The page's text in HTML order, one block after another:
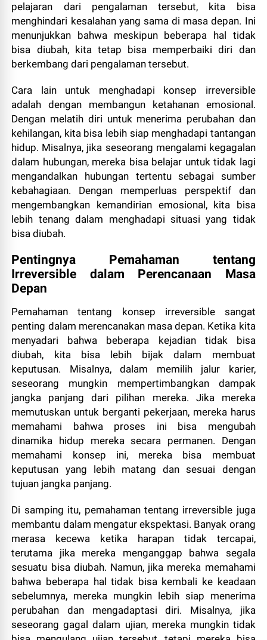
pelajaran dari pengalaman tersebut, kita bisa
menghindari kesalahan yang sama di masa depan. Ini
menunjukkan bahwa meskipun beberapa hal tidak
bisa diubah, kita tetap bisa memperbaiki diri dan
berkembang dari pengalaman tersebut.
Cara lain untuk menghadapi konsep irreversible
adalah dengan membangun ketahanan emosional.
Dengan melatih diri untuk menerima perubahan dan
kehilangan, kita bisa lebih siap menghadapi tantangan
hidup. Misalnya, jika seseorang mengalami kegagalan
dalam hubungan, mereka bisa belajar untuk tidak lagi
mengandalkan hubungan tertentu sebagai sumber
kebahagiaan. Dengan memperluas perspektif dan
mengembangkan kemandirian emosional, kita bisa
lebih tenang dalam menghadapi situasi yang tidak
bisa diubah.
Pentingnya Pemahaman tentang
Irreversible dalam Perencanaan Masa
Depan
Pemahaman tentang konsep irreversible sangat
penting dalam merencanakan masa depan. Ketika kita
menyadari bahwa beberapa kejadian tidak bisa
diubah, kita bisa lebih bijak dalam membuat
keputusan. Misalnya, dalam memilih jalur karier,
seseorang mungkin mempertimbangkan dampak
jangka panjang dari pilihan mereka. Jika mereka
memutuskan untuk berganti pekerjaan, mereka harus
memahami bahwa proses ini bisa mengubah
dinamika hidup mereka secara permanen. Dengan
memahami konsep ini, mereka bisa membuat
keputusan yang lebih matang dan sesuai dengan
tujuan jangka panjang.
Di samping itu, pemahaman tentang irreversible juga
membantu dalam mengatur ekspektasi. Banyak orang
merasa kecewa ketika harapan tidak tercapai,
terutama jika mereka menganggap bahwa segala
sesuatu bisa diubah. Namun, jika mereka memahami
bahwa beberapa hal tidak bisa kembali ke keadaan
sebelumnya, mereka mungkin lebih siap menerima
perubahan dan mengadaptasi diri. Misalnya, jika
seseorang gagal dalam ujian, mereka mungkin tidak